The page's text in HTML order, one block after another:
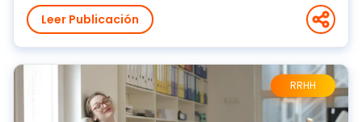
Leer Publicación
RRHH